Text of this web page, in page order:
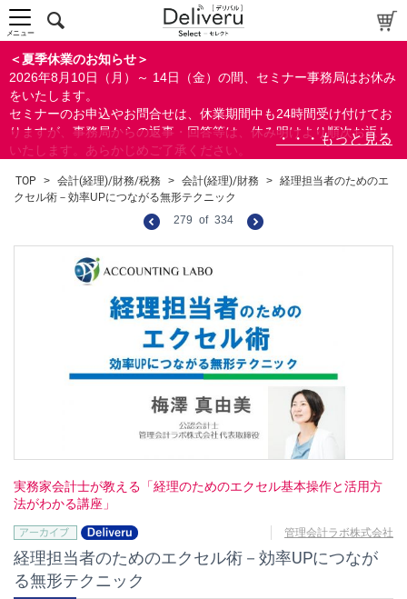
＜夏季休業のお知らせ＞
2026年8月10日（月）～ 14日（金）の間、セミナー事務局はお休み
をいたします。
セミナーのお申込やお問合せは、休業期間中も24時間受け付けてお
りますが、事務局からの返事・回答等は、休み明けより順次お返し
いたします。あらかじめご了承ください。
ができます。
メニュー
TOP > 会計(経理)/財務/税務 > 会計(経理)/財務 > 経理担当者のためのエ
クセル術－効率UPにつながる無形テクニック
279 of 334
実務家会計士が教える「経理のためのエクセル基本操作と活用方
法がわかる講座」
管理会計ラボ株式会社
経理担当者のためのエクセル術－効率UPにつなが
る無形テクニック